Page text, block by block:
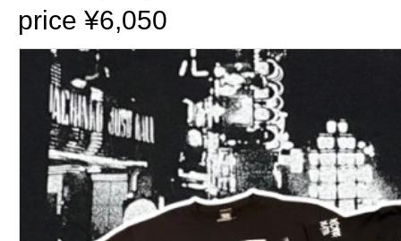
price ¥6,050